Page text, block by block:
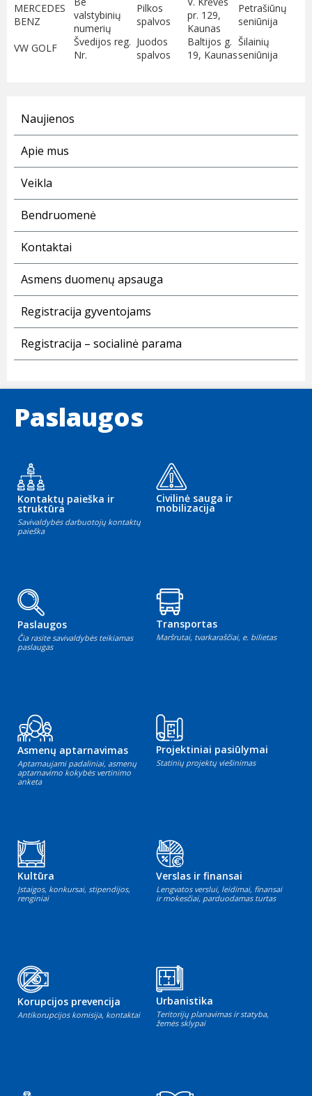
MERCEDES
BENZ
valstybinių
numerių
Pilkos
spalvos
pr. 129,
Kaunas
Petrašiūnų
seniūnija
VW GOLF
Švedijos reg.
Nr.
Juodos
spalvos
Baltijos g.
19, Kaunas
Šilainių
seniūnija
Naujienos
Apie mus
Veikla
Bendruomenė
Kontaktai
Asmens duomenų apsauga
Registracija gyventojams
Registracija – socialinė parama
Paslaugos
Kontaktų paieška ir
struktūra
Savivaldybės darbuotojų kontaktų
paieška
Civilinė sauga ir
mobilizacija
Paslaugos
Čia rasite savivaldybės teikiamas
paslaugas
Transportas
Maršrutai, tvarkaraščiai, e. bilietas
Asmenų aptarnavimas
Aptarnaujami padaliniai, asmenų
aptarnavimo kokybės vertinimo
anketa
Projektiniai pasiūlymai
Statinių projektų viešinimas
Kultūra
Įstaigos, konkursai, stipendijos,
renginiai
Verslas ir finansai
Lengvatos verslui, leidimai, finansai
ir mokesčiai, parduodamas turtas
Korupcijos prevencija
Antikorupcijos komisija, kontaktai
Urbanistika
Teritorijų planavimas ir statyba,
žemės sklypai